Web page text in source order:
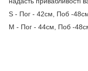
S - Пог - 42см, Поб -
M - Пог - 44см, Поб -